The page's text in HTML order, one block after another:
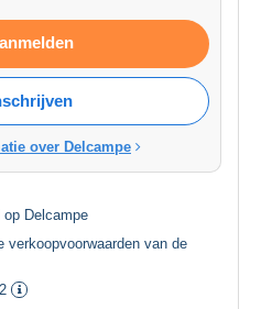
over Delcampe
op Delcampe
verkoopvoorwaarden van de